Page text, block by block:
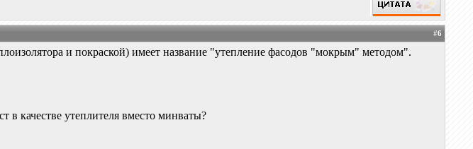
#6
и покраской) имеет название "утепление фасодов "мокрым" методом".
качестве утеплителя вместо минваты?